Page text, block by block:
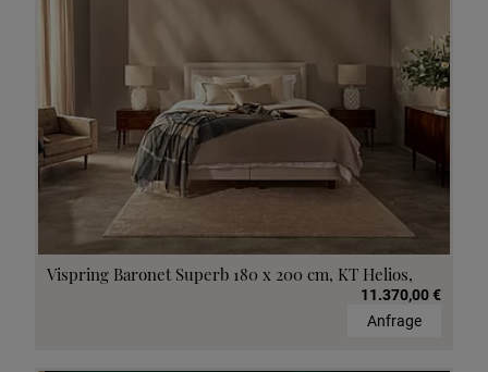
Vispring Baronet Superb 180 x 200 cm, KT Helios,
11.370,00 €
Anfrage